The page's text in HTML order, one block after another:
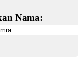
Nama: